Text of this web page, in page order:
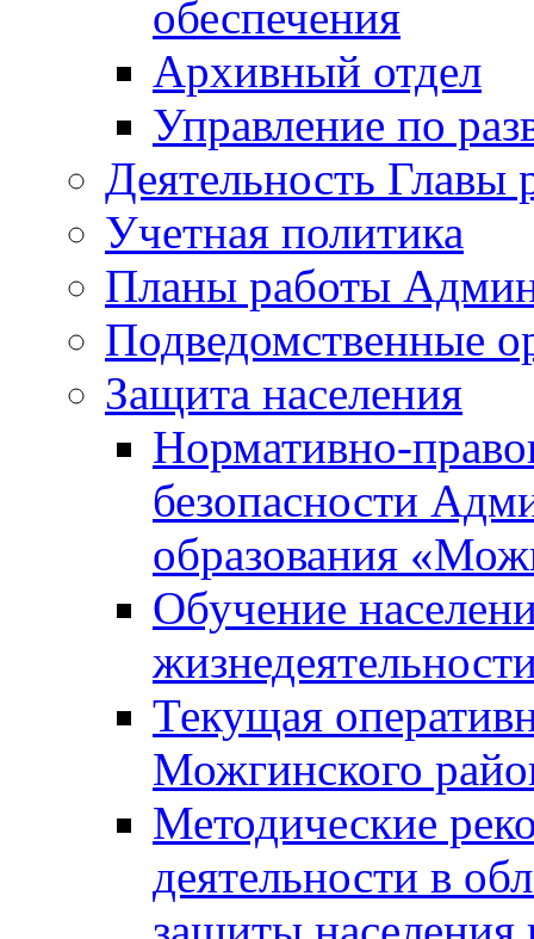
обеспечения
Архивный отдел
Управление по
Деятельность Главы
Учетная политика
Планы работы
Подведомственные
Защита населения
Нормативно-
безопасности
образования
Обучение
Текущая
Можгинского
Методические
деятельности в